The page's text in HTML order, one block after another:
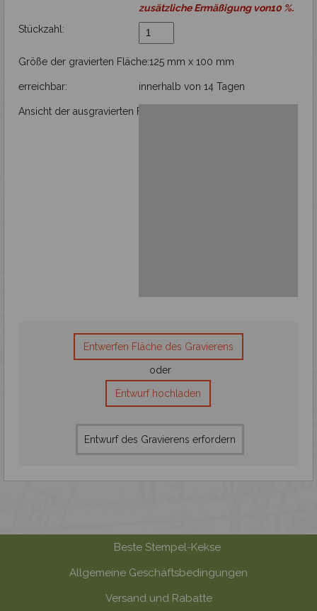
Taschenmesser mit Gravur
Plaketten
zusätzliche Ermäßigung von10 %.
Stückzahl:
Größe der gravierten Fläche:125 mm x 100 mm
erreichbar: innerhalb von 14 Tagen
Ansicht der ausgravierten Fläche
Entwerfen Fläche des Gravierens
oder
Entwurf hochladen
Entwurf des Gravierens erfordern
Beste Stempel-Kekse
Allgemeine Geschäftsbedingungen
Versand und Rabatte